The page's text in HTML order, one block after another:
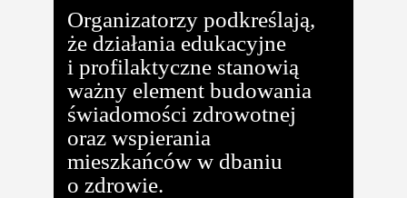
Organizatorzy podkreślają,
że działania edukacyjne
i profilaktyczne stanowią
ważny element budowania
świadomości zdrowotnej
oraz wspierania
mieszkańców w dbaniu
o zdrowie.